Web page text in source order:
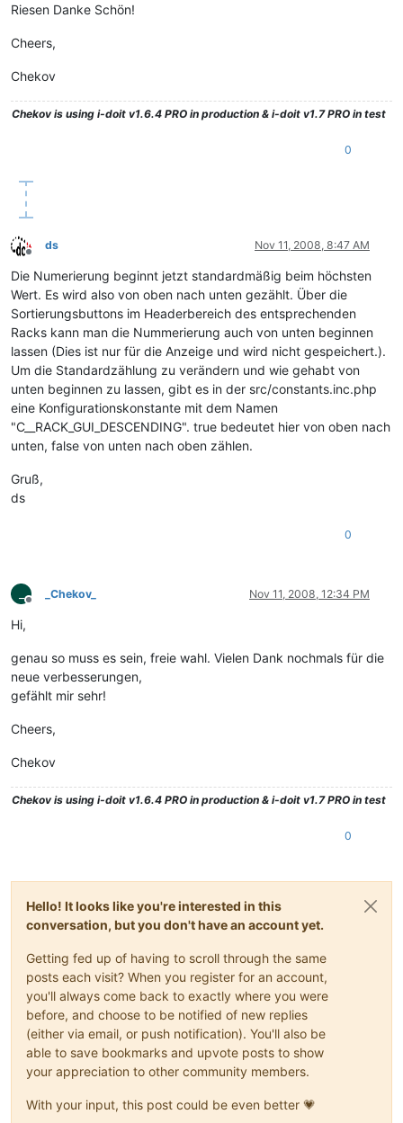
Riesen Danke Schön!
Cheers,
Chekov
Chekovis using i-doit v1.6.4 PRO in production & i-doit v1.7 PRO in test
0
Offline
ds Nov 11, 2008, 8:47 AM
Die Numerierung beginnt jetzt standardmäßig beim höchsten
Wert. Es wird also von oben nach unten gezählt. Über die
Sortierungsbuttons im Headerbereich des entsprechenden
Racks kann man die Nummerierung auch von unten beginnen
lassen (Dies ist nur für die Anzeige und wird nicht gespeichert.).
Um die Standardzählung zu verändern und wie gehabt von
unten beginnen zu lassen, gibt es in der src/constants.inc.php
eine Konfigurationskonstante mit dem Namen
"C__RACK_GUI_DESCENDING". true bedeutet hier von oben nach
unten, false von unten nach oben zählen.
Gruß,
ds
0
Offline
_Chekov_ Nov 11, 2008, 12:34 PM
Hi,
genau so muss es sein, freie wahl. Vielen Dank nochmals für die
neue verbesserungen,
gefählt mir sehr!
Cheers,
Chekov
Chekovis using i-doit v1.6.4 PRO in production & i-doit v1.7 PRO in test
0
Hello! It looks like you're interested in this
conversation, but you don't have an account yet.
Getting fed up of having to scroll through the same
posts each visit? When you register for an account,
you'll always come back to exactly where you were
before, and choose to be notified of new replies
(either via email, or push notification). You'll also be
able to save bookmarks and upvote posts to show
your appreciation to other community members.
With your input, this post could be even better 💗